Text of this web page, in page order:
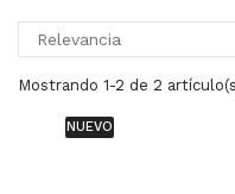
Relevancia
Mostrando 1-2 de 2
NUEVO